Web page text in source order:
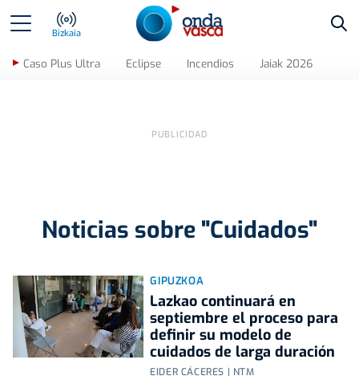
Bizkaia
Caso Plus Ultra Eclipse Incendios Jaiak 2026
Noticias sobre "Cuidados"
GIPUZKOA
Lazkao continuará en
septiembre el proceso para
definir su modelo de
cuidados de larga duración
EIDER CÁCERES | NTM